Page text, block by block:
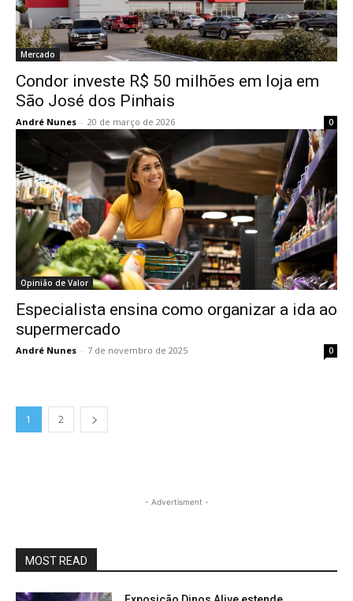
Mercado
Condor investe R$ 50 milhões em loja em
São José dos Pinhais
André Nunes - 20 de março de 2026 0
Opinião de Valor
Especialista ensina como organizar a ida ao
supermercado
André Nunes - 7 de novembro de 2025 0
1 2
- Advertisment -
MOST READ